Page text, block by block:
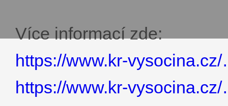
Více informací zde:
https://www.kr-
https://www.kr-